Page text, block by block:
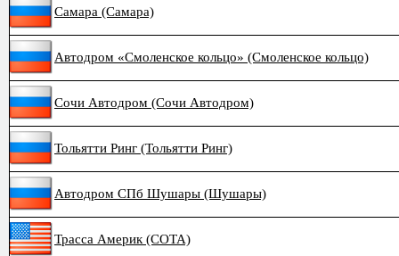
Самара (Самара)
Автодром «Смоленское кольцо» (Смоленское кольцо)
Сочи Автодром (Сочи Автодром)
Тольятти Ринг (Тольятти Ринг)
Автодром СПб Шушары (Шушары)
Трасса Америк (COTA)